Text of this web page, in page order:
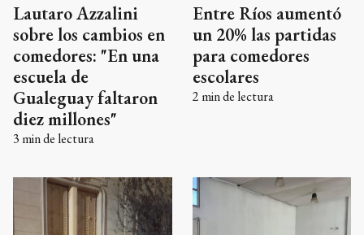
Lautaro Azzalini
sobre los cambios en
comedores: "En una
escuela de
Gualeguay faltaron
diez millones"
3 min de lectura
Entre Ríos aumentó
un 20% las partidas
para comedores
escolares
2 min de lectura